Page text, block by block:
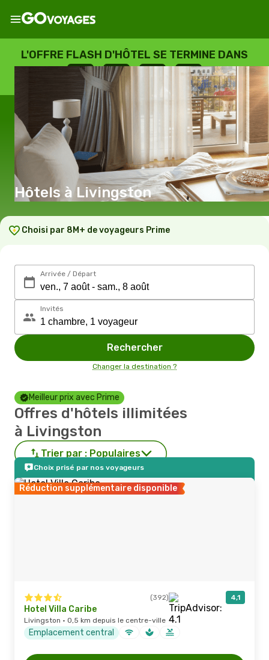
L'OFFRE FLASH D'HÔTEL SE TERMINE DANS
--
JOURS
: --
HEURES
: --
SECONDES
Hôtels à Livingston
Choisi par 8M+ de voyageurs Prime
Arrivée / Départ
Invités
Rechercher
Changer la destination ?
Meilleur prix avec Prime
Offres d'hôtels illimitées
à Livingston
Trier par : Populaires
Choix prisé par nos voyageurs
Réduction supplémentaire disponible
(392) 4,1
Hotel Villa Caribe
Livingston · 0,5 km depuis le centre-ville
Emplacement central